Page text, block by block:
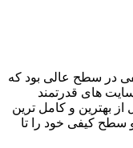
در سطح عالی بود که
های قدرتمند
بهترین و کامل ترین
سطح کیفی خود را تا